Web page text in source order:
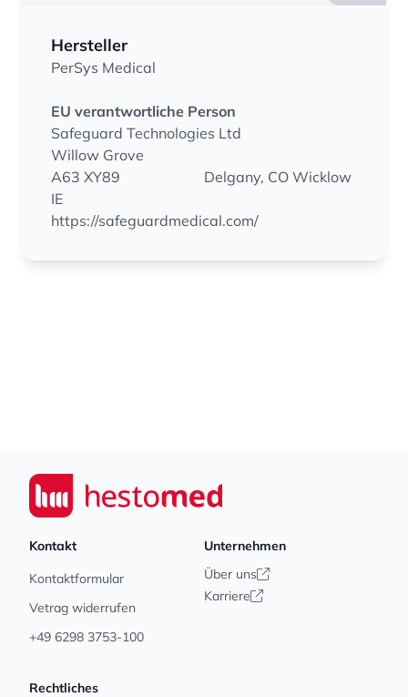
Hersteller
PerSys Medical
EU verantwortliche Person
Safeguard Technologies Ltd
Willow Grove
A63 XY89
Delgany, CO Wicklow
IE
https://safeguardmedical.com/
Seiwert GmbH
Kontakt
Kontaktformular
Vetrag widerrufen
+49 6298 3753-100
Unternehmen
Über uns
Karriere
Rechtliches